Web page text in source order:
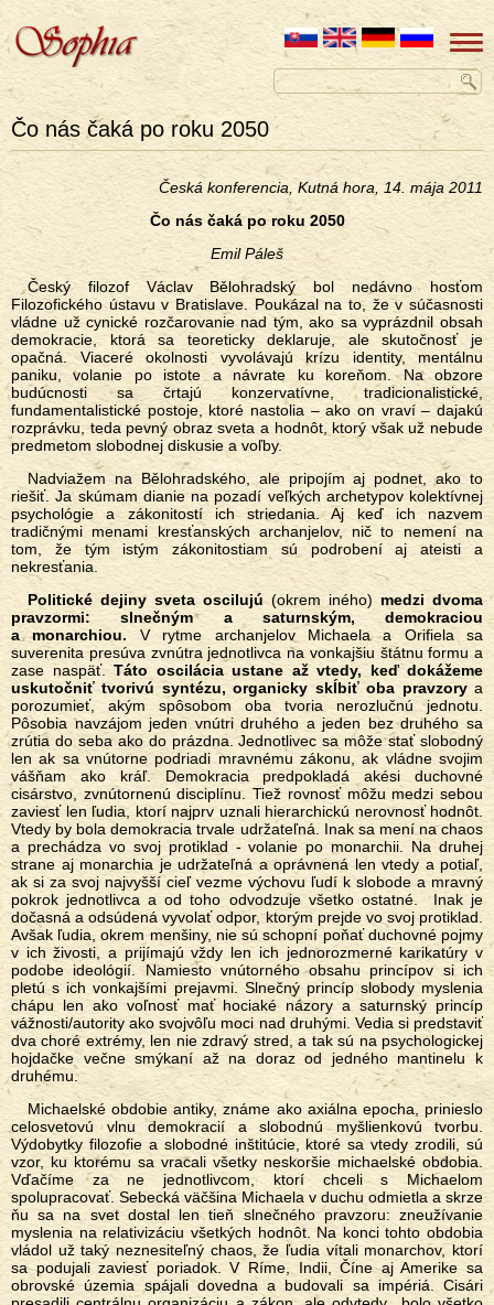
Čo nás čaká po roku 2050
Česká konferencia, Kutná hora, 14. mája 2011
Čo nás čaká po roku 2050
Emil Páleš
Český filozof Václav Bělohradský bol nedávno hosťom
Filozofického ústavu v Bratislave. Poukázal na to, že v súčasnosti
vládne už cynické rozčarovanie nad tým, ako sa vyprázdnil obsah
demokracie, ktorá sa teoreticky deklaruje, ale skutočnosť je
opačná. Viaceré okolnosti vyvolávajú krízu identity, mentálnu
paniku, volanie po istote a návrate ku koreňom. Na obzore
budúcnosti sa črtajú konzervatívne, tradicionalistické,
fundamentalistické postoje, ktoré nastolia – ako on vraví – dajakú
rozprávku, teda pevný obraz sveta a hodnôt, ktorý však už nebude
predmetom slobodnej diskusie a voľby.
Nadviažem na Bělohradského, ale pripojím aj podnet, ako to
riešiť. Ja skúmam dianie na pozadí veľkých archetypov kolektívnej
psychológie a zákonitostí ich striedania. Aj keď ich nazvem
tradičnými menami kresťanských archanjelov, nič to nemení na
tom, že tým istým zákonitostiam sú podrobení aj ateisti a
nekresťania.
Politické dejiny sveta oscilujú (okrem iného) medzi dvoma
pravzormi: slnečným a saturnským, demokraciou
a monarchiou. V rytme archanjelov Michaela a Orifiela sa
suverenita presúva zvnútra jednotlivca na vonkajšiu štátnu formu a
zase naspäť. Táto oscilácia ustane až vtedy, keď dokážeme
uskutočniť tvorivú syntézu, organicky skĺbiť oba pravzorya
porozumieť, akým spôsobom oba tvoria nerozlučnú jednotu.
Pôsobia navzájom jeden vnútri druhého a jeden bez druhého sa
zrútia do seba ako do prázdna. Jednotlivec sa môže stať slobodný
len ak sa vnútorne podriadi mravnému zákonu, ak vládne svojim
vášňam ako kráľ. Demokracia predpokladá akési duchovné
cisárstvo, zvnútornenú disciplínu. Tiež rovnosť môžu medzi sebou
zaviesť len ľudia, ktorí najprv uznali hierarchickú nerovnosť hodnôt.
Vtedy by bola demokracia trvale udržateľná. Inak sa mení na chaos
a prechádza vo svoj protiklad - volanie po monarchii. Na druhej
strane aj monarchia je udržateľná a oprávnená len vtedy a potiaľ,
ak si za svoj najvyšší cieľ vezme výchovu ľudí k slobode a mravný
pokrok jednotlivca a od toho odvodzuje všetko ostatné. Inak je
dočasná a odsúdená vyvolať odpor, ktorým prejde vo svoj protiklad.
Avšak ľudia, okrem menšiny, nie sú schopní poňať duchovné pojmy
v ich živosti, a prijímajú vždy len ich jednorozmerné karikatúry v
podobe ideológií. Namiesto vnútorného obsahu princípov si ich
pletú s ich vonkajšími prejavmi. Slnečný princíp slobody myslenia
chápu len ako voľnosť mať hociaké názory a saturnský princíp
vážnosti/autority ako svojvôľu moci nad druhými. Vedia si predstaviť
dva choré extrémy, len nie zdravý stred, a tak sú na psychologickej
hojdačke večne smýkaní až na doraz od jedného mantinelu k
druhému.
Michaelské obdobie antiky, známe ako axiálna epocha, prinieslo
celosvetovú vlnu demokracií a slobodnú myšlienkovú tvorbu.
Výdobytky filozofie a slobodné inštitúcie, ktoré sa vtedy zrodili, sú
vzor, ku ktorému sa vracali všetky neskoršie michaelské obdobia.
Vďačíme za ne jednotlivcom, ktorí chceli s Michaelom
spolupracovať. Sebecká väčšina Michaela v duchu odmietla a skrze
ňu sa na svet dostal len tieň slnečného pravzoru: zneužívanie
myslenia na relativizáciu všetkých hodnôt. Na konci tohto obdobia
vládol už taký neznesiteľný chaos, že ľudia vítali monarchov, ktorí
sa podujali zaviesť poriadok. V Ríme, Indii, Číne aj Amerike sa
obrovské územia spájali dovedna a budovali sa impériá. Cisári